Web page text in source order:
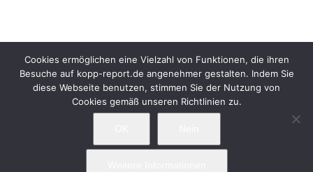
Beiträge Archiv Impressum
Newsletter
Kopp Verlag
Datenschutzerklärung
Cookies ermöglichen eine Vielzahl von Funktionen, die ihren
Besuche auf kopp-report.de angenehmer gestalten. Indem Sie
diese Webseite benutzen, stimmen Sie der Nutzung von
Cookies gemäß unseren Richtlinien zu.